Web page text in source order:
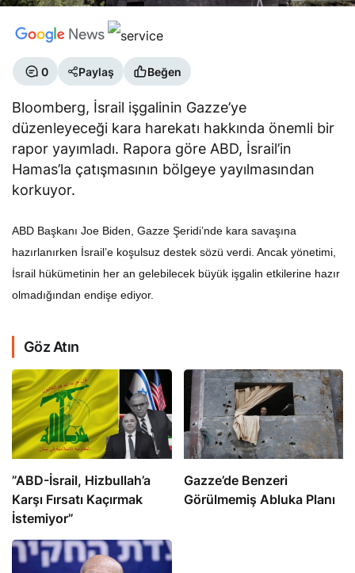
0 Paylaş Beğen
Bloomberg, İsrail işgalinin Gazze’ye
düzenleyeceği kara harekatı hakkında önemli bir
rapor yayımladı. Rapora göre ABD, İsrail’in
Hamas’la çatışmasının bölgeye yayılmasından
korkuyor.
ABD Başkanı Joe Biden, Gazze Şeridi’nde kara savaşına
hazırlanırken İsrail’e koşulsuz destek sözü verdi. Ancak yönetimi,
İsrail hükümetinin her an gelebilecek büyük işgalin etkilerine hazır
olmadığından endişe ediyor.
Göz Atın
​​​​​​​”ABD-İsrail, Hizbullah’a
Karşı Fırsatı Kaçırmak
İstemiyor”
​​​​​​​Gazze’de Benzeri
Görülmemiş Abluka Planı